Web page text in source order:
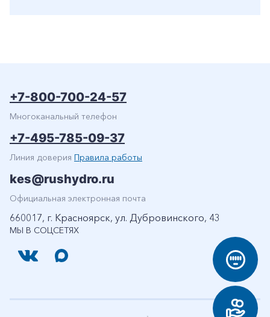
МЫ В СОЦСЕТЯХ
+7-800-700-24-57
Многоканальный телефон
+7-495-785-09-37
Линия доверия Правила работы
kes@rushydro.ru
Официальная электронная почта
660017, г. Красноярск, ул. Дубровинского, 43